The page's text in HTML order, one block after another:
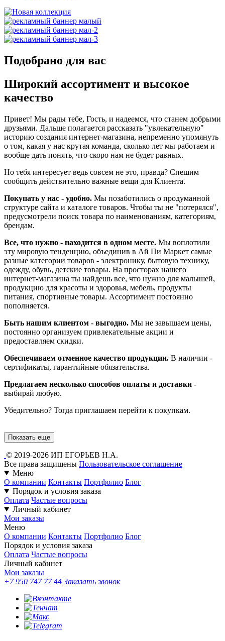
Подобрано для вас
Широкий ассортимент и высокое
качество
Привет! Мы рады тебе, Гость, и надеемся, что станем добрыми
друзьями. Дальше полагается рассказать "увлекательную"
историю создания интернет-магазина, непременно упомянуть
о том, какая у нас крутая команда, сколько лет мы работаем и
вообще дать понять, что скоро нам не будет равных.
Но тебя интересует ведь совсем не это, правда? Спешим
сообщить действительно важные вещи для Клиента.
Покупать у нас - удобно. Мы позаботились о продуманной
структуре сайта и каталоге товаров. Чтобы ты не "потерялся",
предусмотрели поиск товара по наименованиям, категориям,
брендам.
Все, что нужно - находится в одном месте. Мы воплотили
эту мировую тенденцию, объединив в Ай Пи Маркет самые
разные категории товаров - электронику, бытовую технику,
одежду, обувь, детские товары. На просторах нашего
интернет-магазина ты найдешь все, что нужно для малышей,
продукцию для красоты и здоровья, мебель, продукты
питания, спортивные товары. Ассортимент постоянно
пополняется.
Быть нашим клиентом - выгодно. Мы не завышаем цены,
постоянно организуем привлекательные акции и
предоставляем скидки.
Обеспечиваем отменное качество продукции. В наличии -
сертификаты, гарантийные обязательства.
Предлагаем несколько способов оплаты и доставки -
выбирай любую.
Убедительно? Тогда приглашаем перейти к покупкам.
Показать еще
© 2019-2026 ИП ЕГОРЬЕВ Н.А.
Все права защищены Пользовательское соглашение
Меню
О компании Контакты Портфолио Блог
Порядок и условия заказа
Оплата Частые вопросы
Личный кабинет
Мои заказы
Меню
О компании Контакты Портфолио Блог
Порядок и условия заказа
Оплата Частые вопросы
Личный кабинет
Мои заказы
+7 950 747 77 44 Заказать звонок